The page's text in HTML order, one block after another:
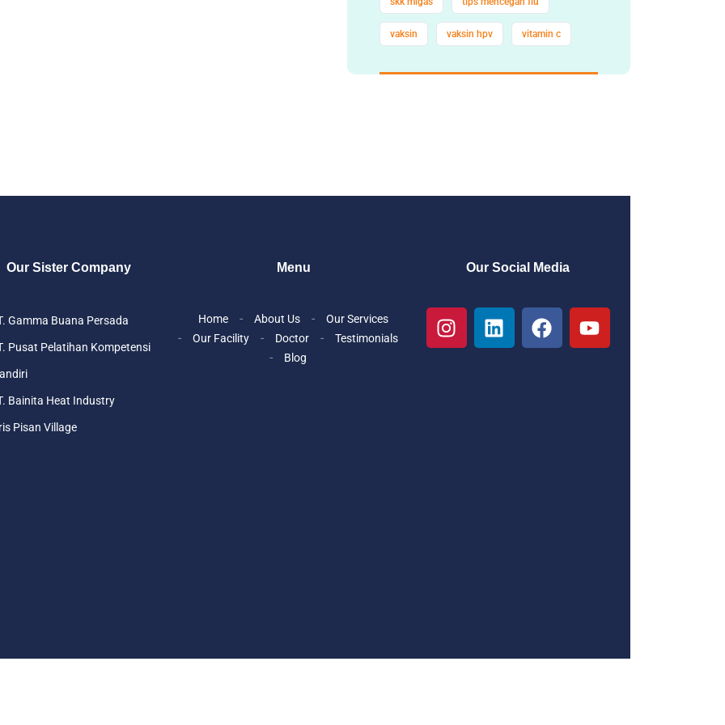
vaksin vaksin hpv vitamin c
Our Sister Company
Gamma Buana Persada
Pusat Pelatihan Kompetensi
Bainita Heat Industry
Pisan Village
Menu
Home About Us
Our Services
Our Facility
Doctor
Testimonials
Blog
Our Social Media